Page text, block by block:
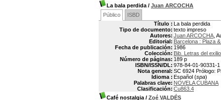
La bala perdida / Juan ARCOCHA
Público
ISBD
Título : La bala perdida
Tipo de documento: texto impreso
Autores: Juan ARCOCHA ,
Editorial: Barcelona : Plaza
Fecha de publicación: 1986
Colección: Bib. Letras del exilio
Número de páginas: 189 p
ISBN/ISSN/DL: 978-84-01-90331-1
Nota general: SC 6924 Prólogo:
Idioma : Español (spa)
Palabras clave: NOVELA CUBANA
Clasificación: Cu863.4
Café nostalgia / Zoé VALDÉS